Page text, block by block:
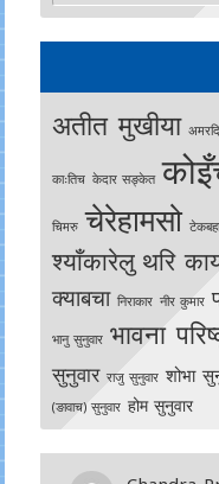
अतीत मुखीया
काःतिच केदार सङ्केत
चिमरु चेरेहामसो
श्याँकारेलु थरि
क्याबचा निराकार नीर कुमार
भानु सुनुवार भावना
सुनुवार राजु सुनुवार शोभा
(ङावाच) सुनुवार होम सुनुवार